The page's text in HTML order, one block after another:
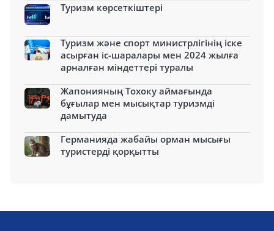
Туризм көрсеткіштері
Туризм және спорт министрлігінің іске
асырған іс-шаралары мен 2024 жылға
арналған міндеттері туралы
Жапонияның Тохоку аймағында
бұғылар мен мысықтар туризмді
дамытуда
Германияда жабайы орман мысығы
туристерді қорқытты